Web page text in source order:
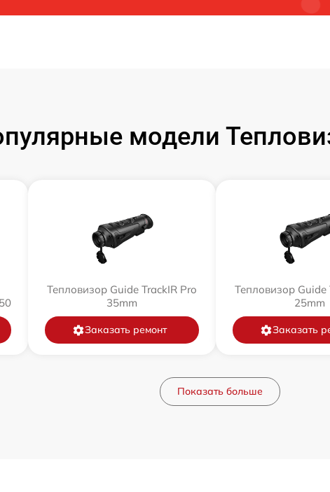
модели
Тепловизор Guide TrackIR Pro
35mm
Заказать ремонт
Тепловизор Guide
25mm
Заказать
Показать больше